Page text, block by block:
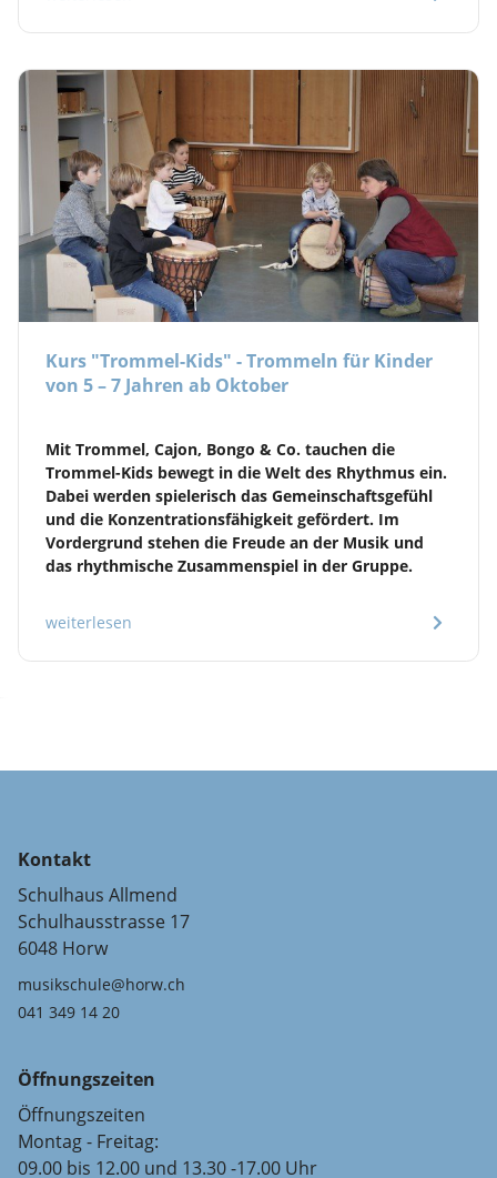
Kurs "Trommel-Kids" - Trommeln für Kinder
von 5 – 7 Jahren ab Oktober
​Mit Trommel, Cajon, Bongo & Co. tauchen die
Trommel-Kids bewegt in die Welt des Rhythmus ein.
Dabei werden spielerisch das Gemeinschaftsgefühl
und die Konzentrationsfähigkeit gefördert. Im
Vordergrund stehen die Freude an der Musik und
das rhythmische Zusammenspiel in der Gruppe.
weiterlesen
Kontakt
Schulhaus Allmend
Schulhausstrasse 17
6048 Horw
musikschule@horw.ch
041 349 14 20
Öffnungszeiten
Öffnungszeiten
Montag - Freitag:
09.00 bis 12.00 und 13.30 -17.00 Uhr